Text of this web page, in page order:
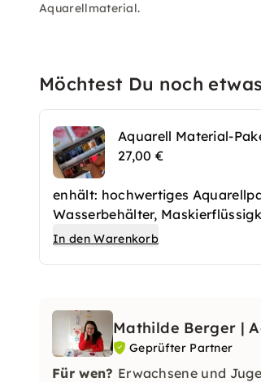
Aquarellmaterial.
Möchtest Du noch
Aquarell Material-
27,00 €
enhält: hochwertiges
Wasserbehälter,
In den Warenkorb
Mathilde Berger |
Geprüfter Partner
Für wen? Erwachsene und